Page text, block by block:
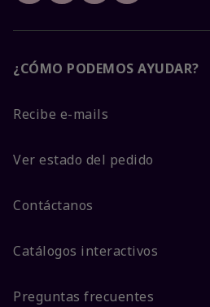
¿CÓMO PODEMOS AYUDAR?
Recibe e-mails
Ver estado del pedido
Contáctanos
Catálogos interactivos
Preguntas frecuentes